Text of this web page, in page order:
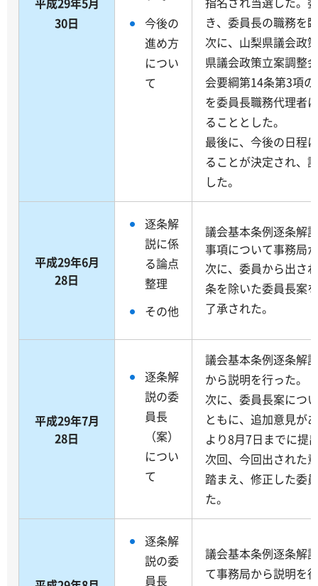
30日
今後の
進め方
につい
て
き、委員長の職務を
次に、山梨県議会政
県議会政策立案調整
会要綱第14条第3項
を委員長職務代理者
ることとした。
最後に、今後の日程
ることが決定され、
した。
平成29年6月
28日
逐条解
説に係
る論点
整理
その他
議会基本条例逐条解
事項について事務局
次に、委員から出さ
条を除いた委員長案
了承された。
平成29年7月
28日
逐条解
説の委
員長
（案）
につい
て
議会基本条例逐条解
から説明を行った。
次に、委員長案につ
ともに、追加意見が
より8月7日までに提
次回、今回出された
踏まえ、修正した委
た。
逐条解
説の委
員長
議会基本条例逐条解
て事務局から説明を